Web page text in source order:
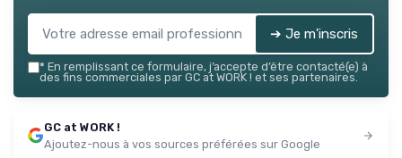
➔ Je m'inscris
* En remplissant ce formulaire, j’accepte d’être contacté(e) à
des fins commerciales par GC at WORK ! et ses partenaires.
GC at WORK !
Ajoutez-nous à vos sources préférées sur Google